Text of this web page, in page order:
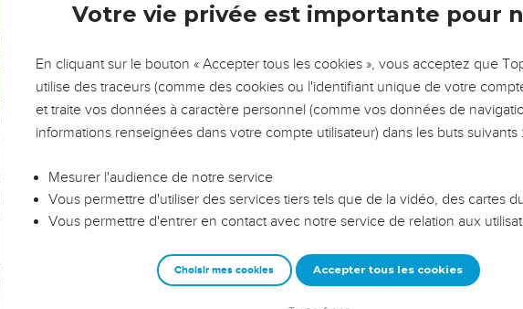
L’ÉVÉNEMENT DE L’ANNÉE !
VOUS ÉVITER LES VOTRES ?
pour leurs réussites, leur impact, leur foi ou leur vision. Mais on voit
et les saisons difficiles qu'ils ont traversés, alors même que ce sont
entrepreneurs, et responsables reviennent sur les erreurs
et les clés pour avancer avec plus de sagesse afin que leurs erreurs
Que vous guidiez un ministère, une équipe, un groupe ou une famille,
vous.
Votre vie privée est importante pour
En cliquant sur le bouton « Accepter tous les cookies », vous acceptez que
utilise des traceurs (comme des cookies ou l'identifiant unique de votre
et traite vos données à caractère personnel (comme vos données de
informations renseignées dans votre compte utilisateur) dans les buts suivants :
Mesurer l'audience de notre service
Vous permettre d'utiliser des services tiers tels que de la vidéo, des cartes
Vous permettre d'entrer en contact avec notre service de relation aux
Choisir mes cookies Accepter tous les cookies